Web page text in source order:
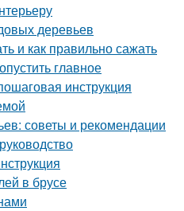
деревьев
и как правильно сажать
главное
инструкция
советы и рекомендации
в брусе